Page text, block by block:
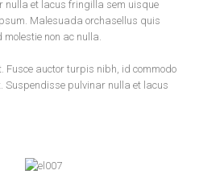
nulla et lacus fringilla sem uisque
Malesuada orchasellus quis
non ac nulla.
Fusce auctor turpis nibh, id commodo
Suspendisse pulvinar nulla et lacus